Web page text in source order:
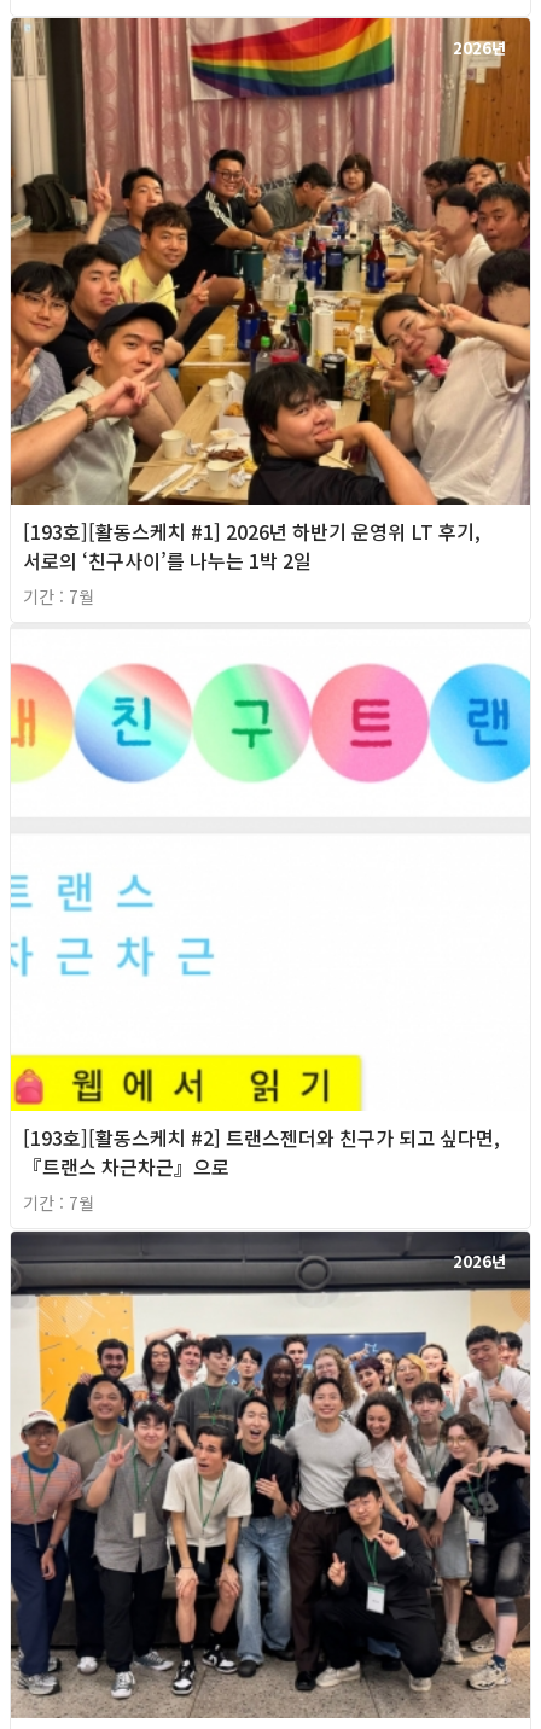
2026년
[193호][활동스케치 #1] 2026년 하반기 운영위 LT 후기,
서로의 ‘친구사이’를 나누는 1박 2일
기간 : 7월
[193호][활동스케치 #2] 트랜스젠더와 친구가 되고 싶다면,
『트랜스 차근차근』으로
기간 : 7월
2026년